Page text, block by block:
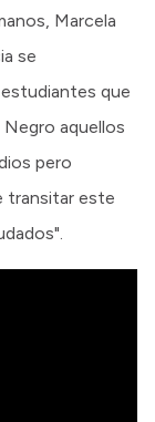
Marcela
se
que
Negro aquellos
pero
transitar este